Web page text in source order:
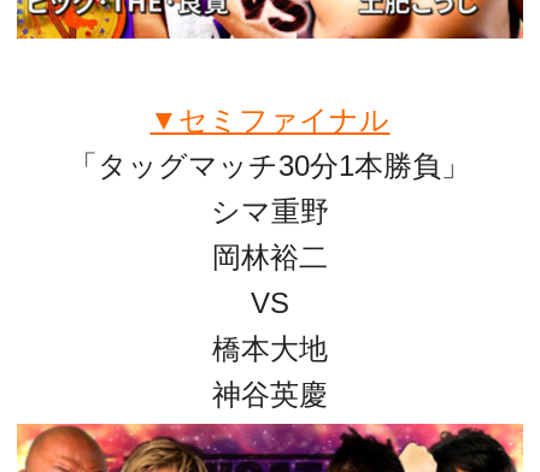
▼セミファイナル
「タッグマッチ30分1本勝負」
シマ重野
岡林裕二
VS
橋本大地
神谷英慶